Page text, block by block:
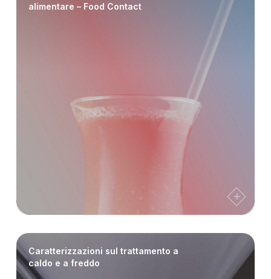
alimentare – Food Contact
Caratterizzazioni sul trattamento a
caldo e a freddo